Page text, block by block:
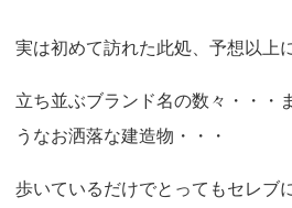
実は初めて訪れた此処、予想以上
立ち並ぶブランド名の数々・・・
うなお洒落な建造物・・・
歩いているだけでとってもセレブ